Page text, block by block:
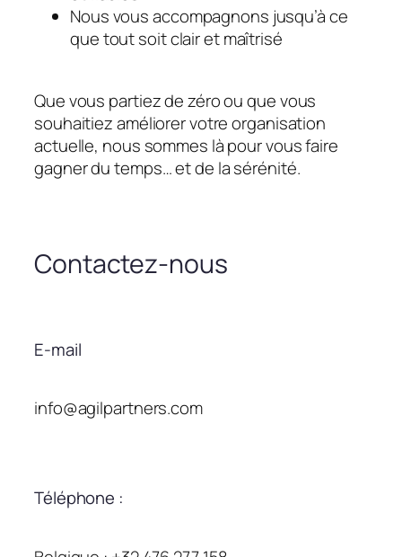
Nous vous accompagnons jusqu’à ce
que tout soit clair et maîtrisé
Que vous partiez de zéro ou que vous
souhaitiez améliorer votre organisation
actuelle, nous sommes là pour vous faire
gagner du temps… et de la sérénité.
Contactez-nous
E-mail
info@agilpartners.com
Téléphone :